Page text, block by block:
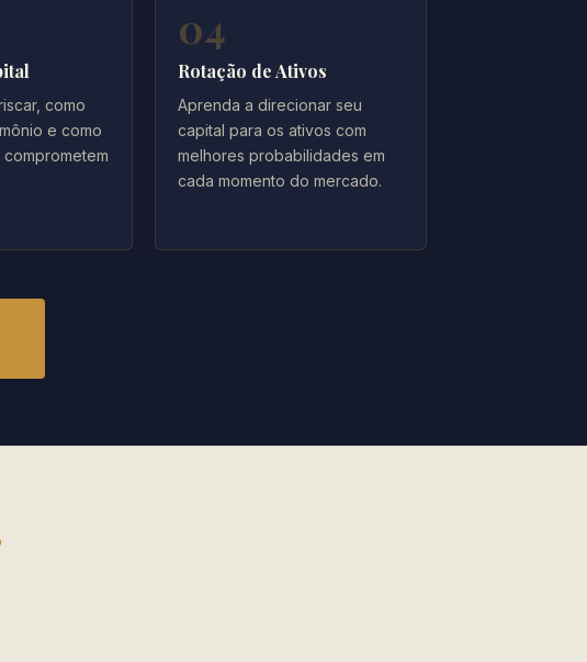
como
e como
04
Rotação de Ativos
Aprenda a direcionar seu
capital para os ativos com
melhores probabilidades em
cada momento do mercado.